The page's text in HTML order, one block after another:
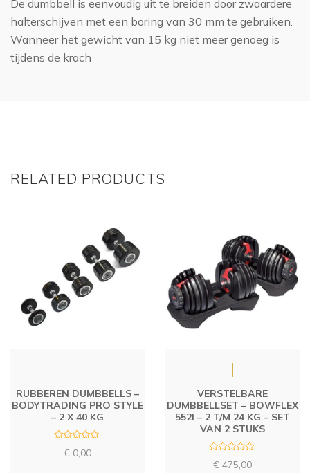
De dumbbell is eenvoudig uit te breiden door zwaardere
halterschijven met een boring van 30 mm te gebruiken.
Wanneer het gewicht van 15 kg niet meer genoeg is
tijdens de krach
RELATED PRODUCTS
RUBBEREN DUMBBELLS –
BODYTRADING PRO STYLE
– 2 X 40 KG
€ 0,00
VERSTELBARE
DUMBBELLSET – BOWFLEX
552I – 2 T/M 24 KG – SET
VAN 2 STUKS
a€ 475,00